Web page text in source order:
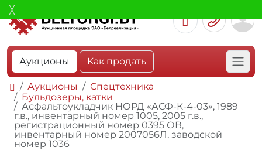
Аукционы Как продать
Аукционы
Спецтехника
Бульдозеры, катки
Асфальтоукладчик НОРД «АСФ-К-4-03», 1989
г.в., инвентарный номер 1005, 2005 г.в.,
регистрационный номер 0395 ОВ,
инвентарный номер 2007056Л, заводской
номер 1036